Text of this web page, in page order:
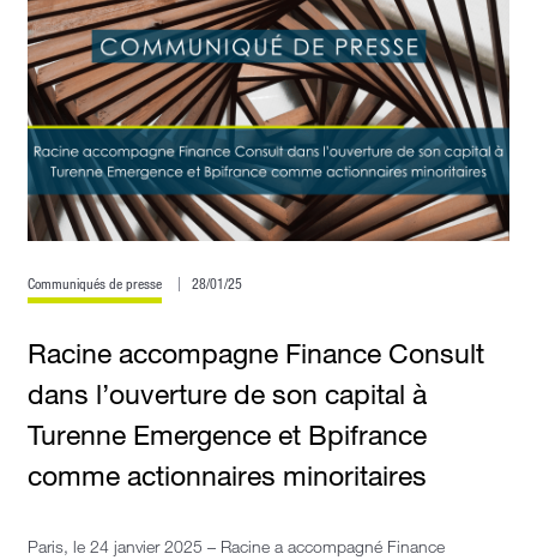
Communiqués de presse 28/01/25
Racine accompagne Finance Consult
dans l’ouverture de son capital à
Turenne Emergence et Bpifrance
comme actionnaires minoritaires
Paris, le 24 janvier 2025 – Racine a accompagné Finance